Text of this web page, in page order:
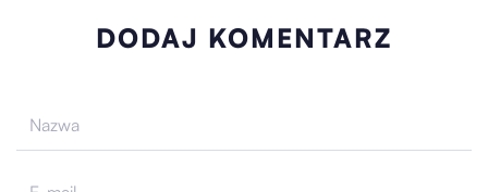
DODAJ KOMENTARZ